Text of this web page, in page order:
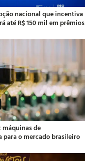
nacional que incentiva
até R$ 150 mil em prêmios
máquinas de
para o mercado brasileiro